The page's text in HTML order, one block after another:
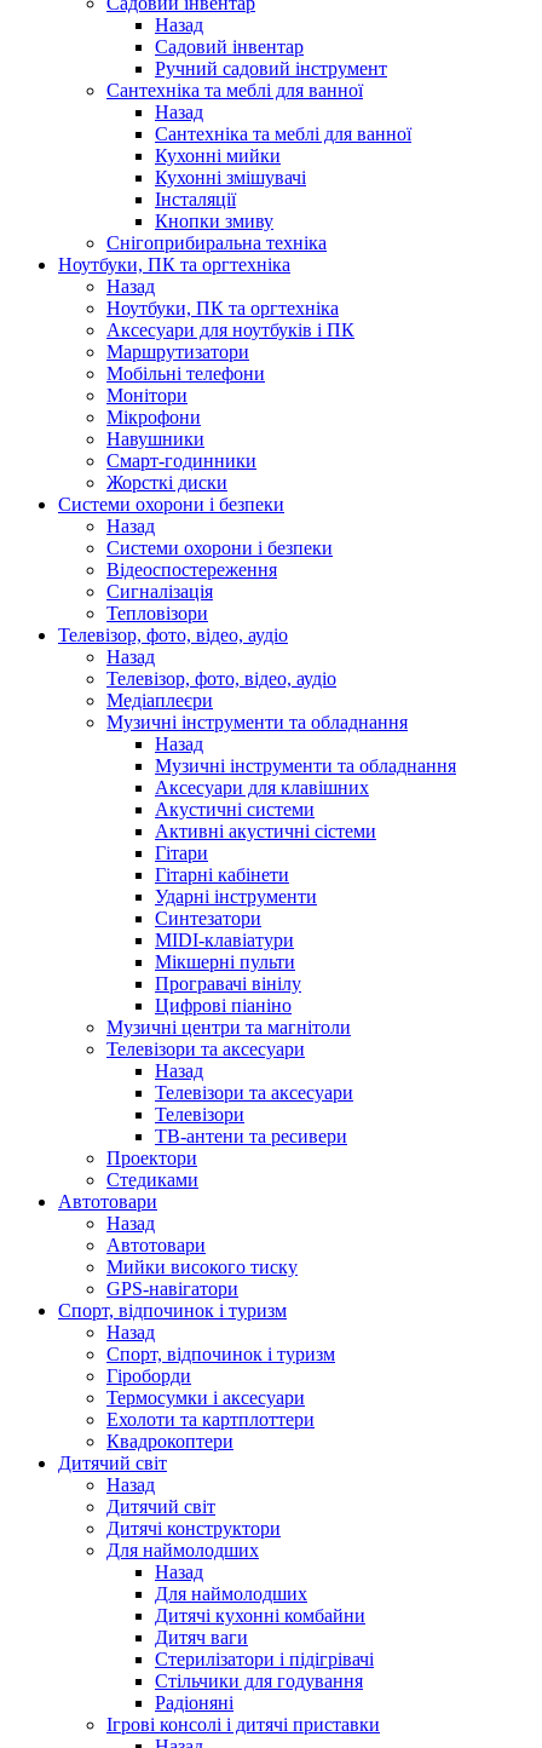
Назад
Садовий інвентар
Ручний садовий інструмент
Сантехніка та меблі для ванної
Назад
Сантехніка та меблі для ванної
Кухонні мийки
Кухонні змішувачі
Інсталяції
Кнопки змиву
Снігоприбиральна техніка
Ноутбуки, ПК та оргтехніка
Назад
Ноутбуки, ПК та оргтехніка
Аксесуари для ноутбуків і ПК
Маршрутизатори
Мобільні телефони
Монітори
Мікрофони
Навушники
Смарт-годинники
Жорсткі диски
Системи охорони і безпеки
Назад
Системи охорони і безпеки
Відеоспостереження
Сигналізація
Тепловізори
Телевізор, фото, відео, аудіо
Назад
Телевізор, фото, відео, аудіо
Медіаплеєри
Музичні інструменти та обладнання
Назад
Музичні інструменти та обладнання
Аксесуари для клавішних
Акустичні системи
Активні акустичні сістеми
Гітари
Гітарні кабінети
Ударні інструменти
Синтезатори
MIDI-клавіатури
Мікшерні пульти
Програвачі вінілу
Цифрові піаніно
Музичні центри та магнітоли
Телевізори та аксесуари
Назад
Телевізори та аксесуари
Телевізори
ТВ-антени та ресивери
Проектори
Стедиками
Автотовари
Назад
Автотовари
Мийки високого тиску
GPS-навігатори
Спорт, відпочинок і туризм
Назад
Спорт, відпочинок і туризм
Гіроборди
Термосумки і аксесуари
Ехолоти та картплоттери
Квадрокоптери
Дитячий світ
Назад
Дитячий світ
Дитячі конструктори
Для наймолодших
Назад
Для наймолодших
Дитячі кухонні комбайни
Дитяч ваги
Стерилізатори і підігрівачі
Стільчики для годування
Радіоняні
Ігрові консолі і дитячі приставки